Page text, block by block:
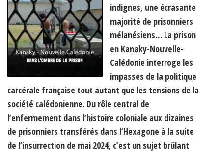
indignes, une écrasante
majorité de prisonniers
mélanésiens… La prison
en Kanaky-Nouvelle-
Calédonie interroge les
impasses de la politique
carcérale française tout autant que les tensions de la
société calédonienne. Du rôle central de
l’enfermement dans l’histoire coloniale aux dizaines
de prisonniers transférés dans l’Hexagone à la suite
de l’insurrection de mai 2024, c’est un sujet brûlant